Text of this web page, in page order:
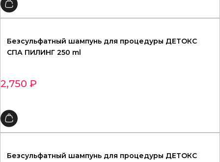
Безсульфатный шампунь для процедуры ДЕТОКС
СПА ПИЛИНГ 250 ml
2,750 ₽
Безсульфатный шампунь для процедуры ДЕТОКС